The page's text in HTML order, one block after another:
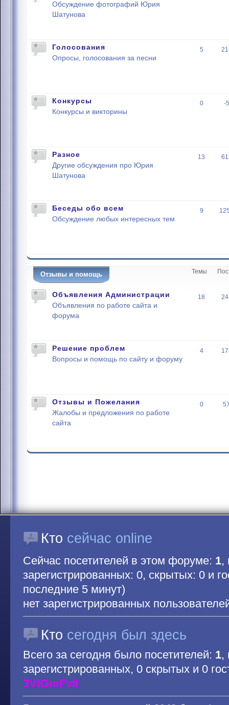
Обсуждение фотографий Юрия
Шатунова
Голосования
Опросы, голосования за песни
5
Конкурсы
Конкурсы и викторины
0 -
Разное
Другие обсуждения про Юрия
Шатунова
13
Беседы обо всем
Обсуждение любых интересных тем
9
Отзывы и помощь Темы
Объявления Администрации
Объявления по работе сайта и
форума
18
Решение проблем
Вопросы и помощь по сайту и форуму
4
Отзывы и Пожелания
Жалобы и предложения по работе
сайта
0
Кто сейчас online
Сейчас посетителей в этом форуме: 1,
зарегистрированных: 0, скрытых: 0 и
последние 5 минут)
нет зарегистрированных
Кто сегодня был здесь
Всего за сегодня было посетителей: 1,
зарегистрированных, 0 скрытых и 0
3VtGmFv9